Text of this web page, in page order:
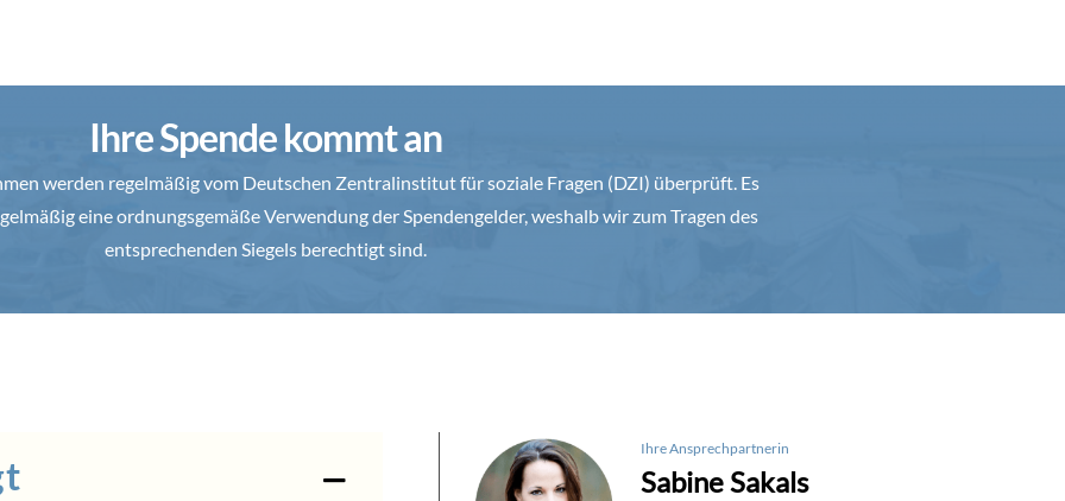
Ihre Spende kommt an
werden regelmäßig vom Deutschen Zentralinstitut für soziale Fragen (DZI) überprüft. Es
eine ordnungsgemäße Verwendung der Spendengelder, weshalb wir zum Tragen des
entsprechenden Siegels berechtigt sind.
Ihre Ansprechpartnerin
Sabine Sakals